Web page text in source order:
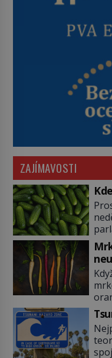
ZAJÍMAVOSTI